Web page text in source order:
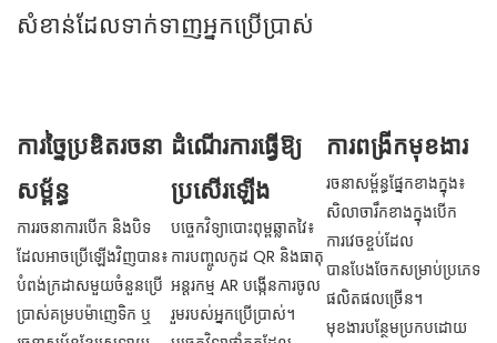
សំខាន់ដែលទាក់ទាញអ្នកប្រើប្រាស់
ការច្នៃប្រឌិតរចនា
សម្ព័ន្ធ
ការរចនាការបើក និងបិទ
ដែលអាចប្រើឡើងវិញបាន៖
បំពង់ក្រដាសមួយចំនួនប្រើ
ប្រាស់គម្របម៉ាញេទិក ឬ
ដំណើរការធ្វើឱ្យ
ប្រសើរឡើង
បច្ចេកវិទ្យាបោះពុម្ពឆ្លាតវៃ៖
ការបញ្ចូលកូដ QR និងធាតុ
អន្តរកម្ម AR បង្កើនការចូល
រួមរបស់អ្នកប្រើប្រាស់។
ការពង្រីកមុខងារ
រចនាសម្ព័ន្ធផ្នែកខាងក្នុង៖
សិលាចារឹកខាងក្នុងបើក
ការវេចខ្ចប់ដែល
បានបែងចែកសម្រាប់ប្រភេទ
ផលិតផលច្រើន។
មុខងារបន្ថែមប្រកបដោយ